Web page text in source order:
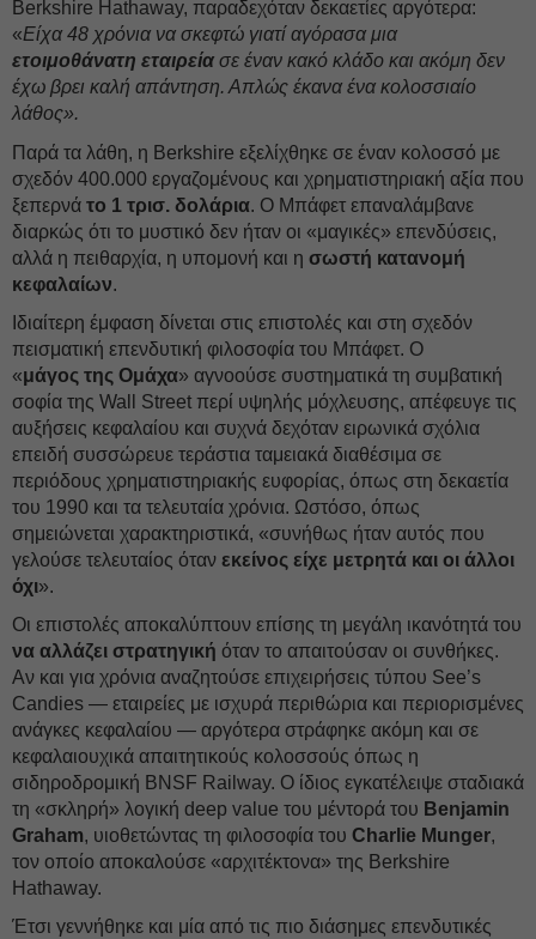
Berkshire Hathaway, παραδεχόταν δεκαετίες αργότερα:
«Είχα 48 χρόνια να σκεφτώ γιατί αγόρασα μια
ετοιμοθάνατη εταιρεία σε έναν κακό κλάδο και ακόμη δεν
έχω βρει καλή απάντηση. Απλώς έκανα ένα κολοσσιαίο
λάθος».
Παρά τα λάθη, η Berkshire εξελίχθηκε σε έναν κολοσσό με
σχεδόν 400.000 εργαζομένους και χρηματιστηριακή αξία που
ξεπερνά το 1 τρισ. δολάρια. Ο Μπάφετ επαναλάμβανε
διαρκώς ότι το μυστικό δεν ήταν οι «μαγικές» επενδύσεις,
αλλά η πειθαρχία, η υπομονή και η σωστή κατανομή
κεφαλαίων.
Ιδιαίτερη έμφαση δίνεται στις επιστολές και στη σχεδόν
πεισματική επενδυτική φιλοσοφία του Μπάφετ. Ο
«μάγος της Ομάχα» αγνοούσε συστηματικά τη συμβατική
σοφία της Wall Street περί υψηλής μόχλευσης, απέφευγε τις
αυξήσεις κεφαλαίου και συχνά δεχόταν ειρωνικά σχόλια
επειδή συσσώρευε τεράστια ταμειακά διαθέσιμα σε
περιόδους χρηματιστηριακής ευφορίας, όπως στη δεκαετία
του 1990 και τα τελευταία χρόνια. Ωστόσο, όπως
σημειώνεται χαρακτηριστικά, «συνήθως ήταν αυτός που
γελούσε τελευταίος όταν εκείνος είχε μετρητά και οι άλλοι
όχι».
Οι επιστολές αποκαλύπτουν επίσης τη μεγάλη ικανότητά του
να αλλάζει στρατηγική όταν το απαιτούσαν οι συνθήκες.
Αν και για χρόνια αναζητούσε επιχειρήσεις τύπου See’s
Candies — εταιρείες με ισχυρά περιθώρια και περιορισμένες
ανάγκες κεφαλαίου — αργότερα στράφηκε ακόμη και σε
κεφαλαιουχικά απαιτητικούς κολοσσούς όπως η
σιδηροδρομική BNSF Railway. Ο ίδιος εγκατέλειψε σταδιακά
τη «σκληρή» λογική deep value του μέντορά του Benjamin
Graham, υιοθετώντας τη φιλοσοφία του Charlie Munger,
τον οποίο αποκαλούσε «αρχιτέκτονα» της Berkshire
Hathaway.
Έτσι γεννήθηκε και μία από τις πιο διάσημες επενδυτικές